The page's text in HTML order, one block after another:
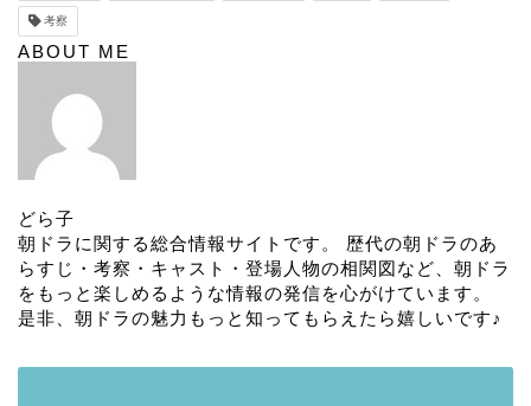
考察
ABOUT ME
どら子
朝ドラに関する総合情報サイトです。 歴代の朝ドラのあ
らすじ・考察・キャスト・登場人物の相関図など、朝ドラ
をもっと楽しめるような情報の発信を心がけています。
是非、朝ドラの魅力もっと知ってもらえたら嬉しいです♪